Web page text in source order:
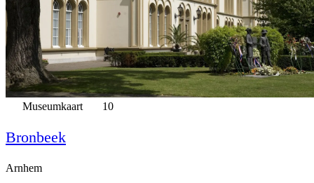
Museumkaart 10
Bronbeek
Arnhem